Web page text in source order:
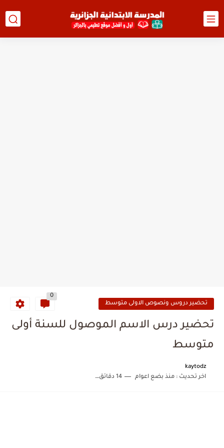
تحضير دروس ونصوص الاولى متوسط
0
تحضير درس الاسم الموصول للسنة أولى
متوسط
kaytodz
اخر تحديث :منذ بضع اعوام 14 دقائق للقراءة